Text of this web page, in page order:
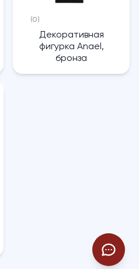
(0)
Декоративная
фигурка Anael,
бронза